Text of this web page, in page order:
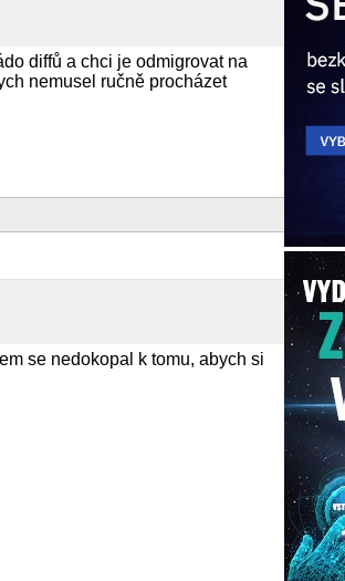
diffů a chci je odmigrovat na
nemusel ručně procházet
se nedokopal k tomu, abych si